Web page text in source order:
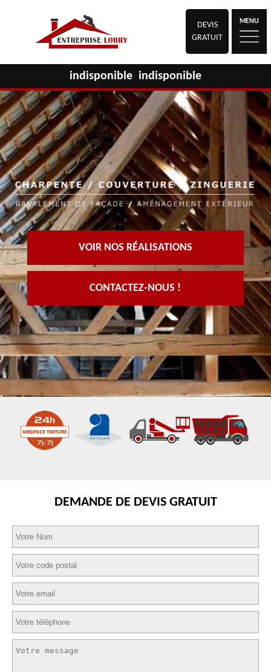
DEVIS
GRATUIT
MENU
indisponible indisponible
VOIR NOS RÉALISATIONS
CONTACTEZ-NOUS !
DEMANDE DE DEVIS GRATUIT